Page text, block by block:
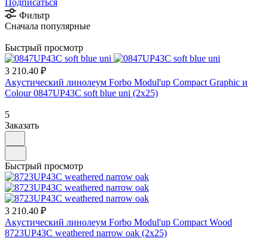
Фильтр
Сначала популярные
Быстрый просмотр
3 210.40 ₽
Акустический линолеум Forbo Modul'up Compact Graphic и
Colour 0847UP43C soft blue uni (2х25)
5
Заказать
Быстрый просмотр
3 210.40 ₽
Акустический линолеум Forbo Modul'up Compact Wood
8723UP43C weathered narrow oak (2х25)